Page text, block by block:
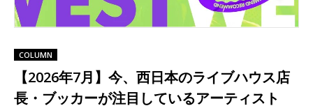
COLUMN
【2026年7月】今、西日本のライブハウス店
長・ブッカーが注目しているアーティスト